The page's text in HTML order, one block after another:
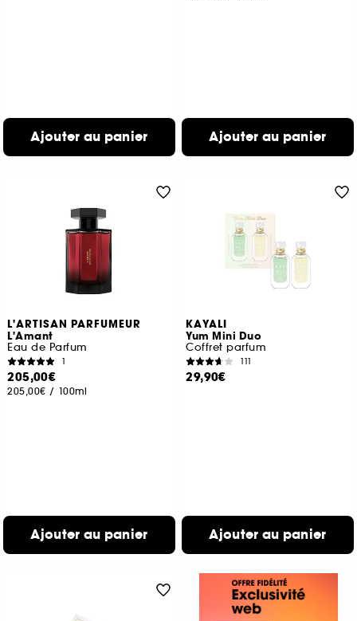
Ajouter au panier Ajouter au panier
L'ARTISAN PARFUMEUR
L'Amant
Eau de Parfum
1
205,00€
205,00€ / 100ml
Ajouter au panier
KAYALI
Yum Mini Duo
Coffret parfum
111
29,90€
Ajouter au panier